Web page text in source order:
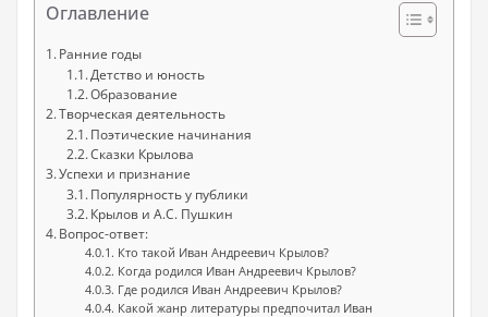
Оглавление
Ранние годы
Детство и юность
Образование
Творческая деятельность
Поэтические начинания
Сказки Крылова
Успехи и признание
Популярность у публики
Крылов и А.С. Пушкин
Вопрос-ответ:
Кто такой Иван Андреевич Крылов?
Когда родился Иван Андреевич Крылов?
Где родился Иван Андреевич Крылов?
Какой жанр литературы предпочитал Иван